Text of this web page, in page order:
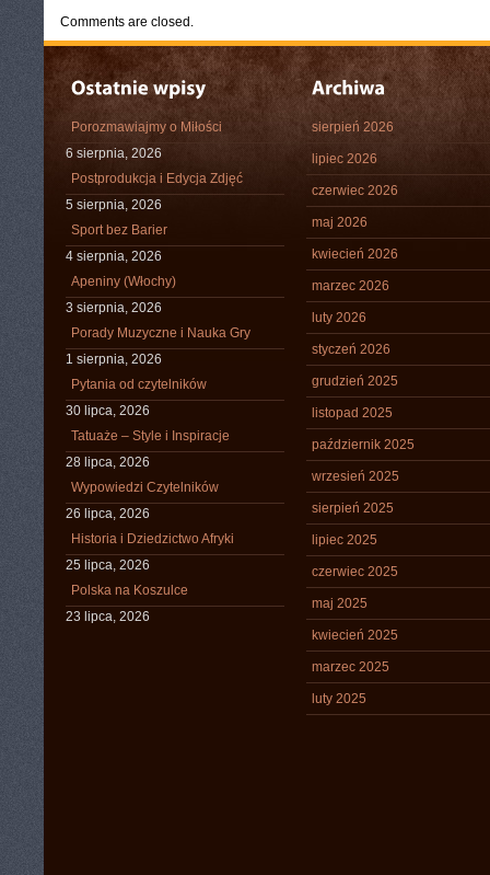
Comments are closed.
Porozmawiajmy o Miłości
6 sierpnia, 2026
Postprodukcja i Edycja Zdjęć
5 sierpnia, 2026
Sport bez Barier
4 sierpnia, 2026
Apeniny (Włochy)
3 sierpnia, 2026
Porady Muzyczne i Nauka Gry
1 sierpnia, 2026
Pytania od czytelników
30 lipca, 2026
Tatuaże – Style i Inspiracje
28 lipca, 2026
Wypowiedzi Czytelników
26 lipca, 2026
Historia i Dziedzictwo Afryki
25 lipca, 2026
Polska na Koszulce
23 lipca, 2026
sierpień 2026
lipiec 2026
czerwiec 2026
maj 2026
kwiecień 2026
marzec 2026
luty 2026
styczeń 2026
grudzień 2025
listopad 2025
październik 2025
wrzesień 2025
sierpień 2025
lipiec 2025
czerwiec 2025
maj 2025
kwiecień 2025
marzec 2025
luty 2025